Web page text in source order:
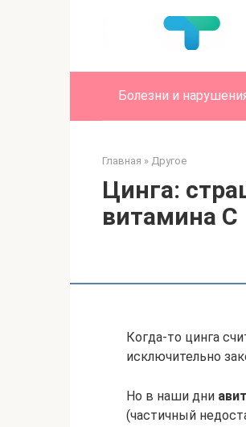
Болезни и
Главная » Другое
Цинга:
витамина С
Когда-то цинга
исключительно
Но в наши дни
(частичный